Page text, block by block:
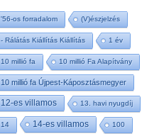
'56-os forradalom (V)észjelzés
- Rálátás Kiállítás Kiállítás 1 év
10 millió fa 10 millió Fa Alapítvány
10 millió fa Újpest-Káposztásmegyer
12-es villamos 13. havi nyugdíj
14 14-es villamos 100